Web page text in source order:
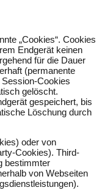
„Cookies“. Cookies
Endgerät keinen
für die Dauer
(permanente
Cookies
gelöscht.
gespeichert, bis
Löschung durch
oder von
Cookies). Third-
bestimmter
von Webseiten